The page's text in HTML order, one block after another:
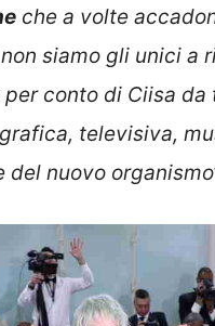
che a volte
siamo gli unici a
conto di Ciisa
televisiva,
del nuovo organismo